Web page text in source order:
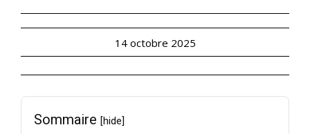
14 octobre 2025
Sommaire [hide]